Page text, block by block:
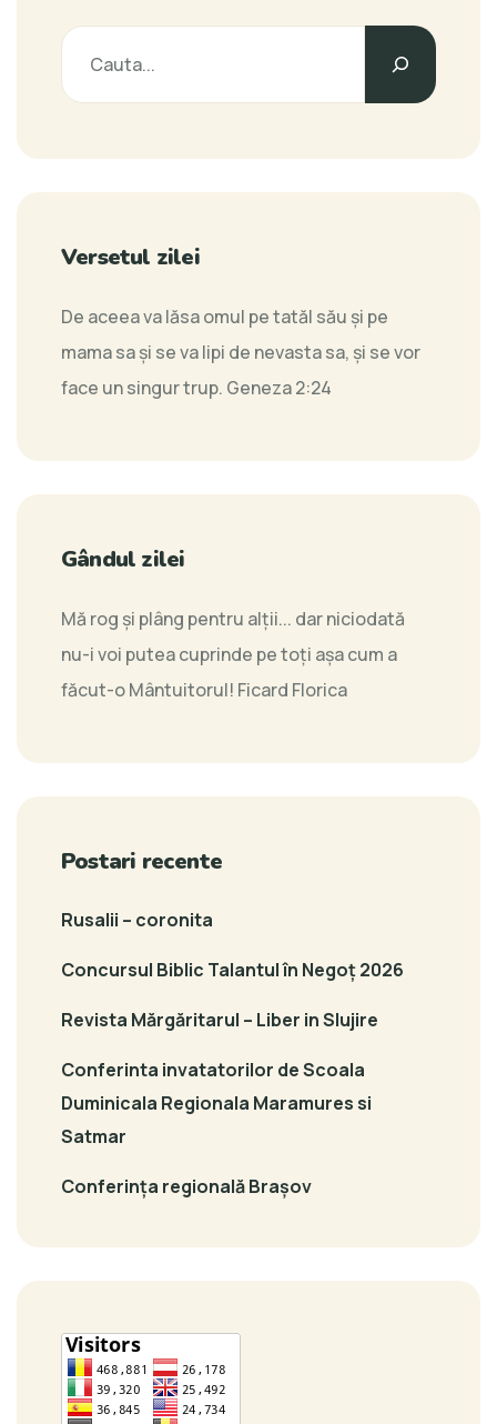
Versetul zilei
De aceea va lăsa omul pe tatăl său şi pe
mama sa şi se va lipi de nevasta sa, şi se vor
face un singur trup. Geneza 2:24
Gândul zilei
Mă rog şi plâng pentru alţii... dar niciodată
nu-i voi putea cuprinde pe toţi aşa cum a
făcut-o Mântuitorul! Ficard Florica
Postari recente
Rusalii – coronita
Concursul Biblic Talantul în Negoț 2026
Revista Mărgăritarul – Liber in Slujire
Conferinta invatatorilor de Scoala
Duminicala Regionala Maramures si
Satmar
Conferința regională Brașov